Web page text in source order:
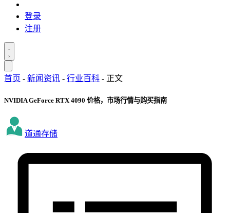
登录
注册
首页 - 新闻资讯 - 行业百科 - 正文
NVIDIA GeForce RTX 4090 价格，市场行情与购买指南
道通存储